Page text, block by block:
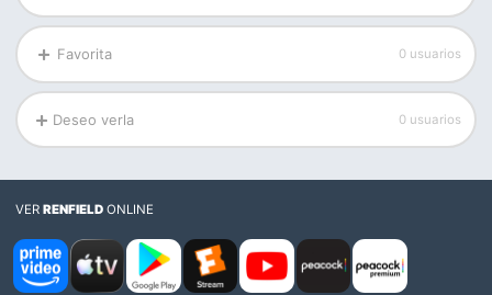
Favorita 0 usuarios
Deseo verla 0 usuarios
VERRENFIELD ONLINE